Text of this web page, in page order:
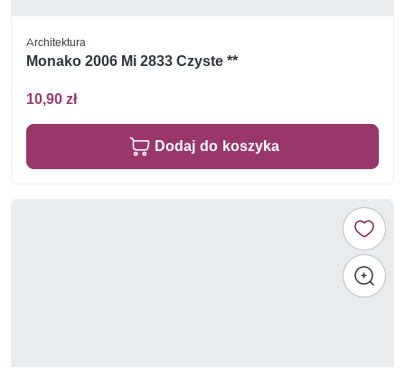
Architektura
Monako 2006 Mi 2833 Czyste **
10,90 zł
Dodaj do koszyka